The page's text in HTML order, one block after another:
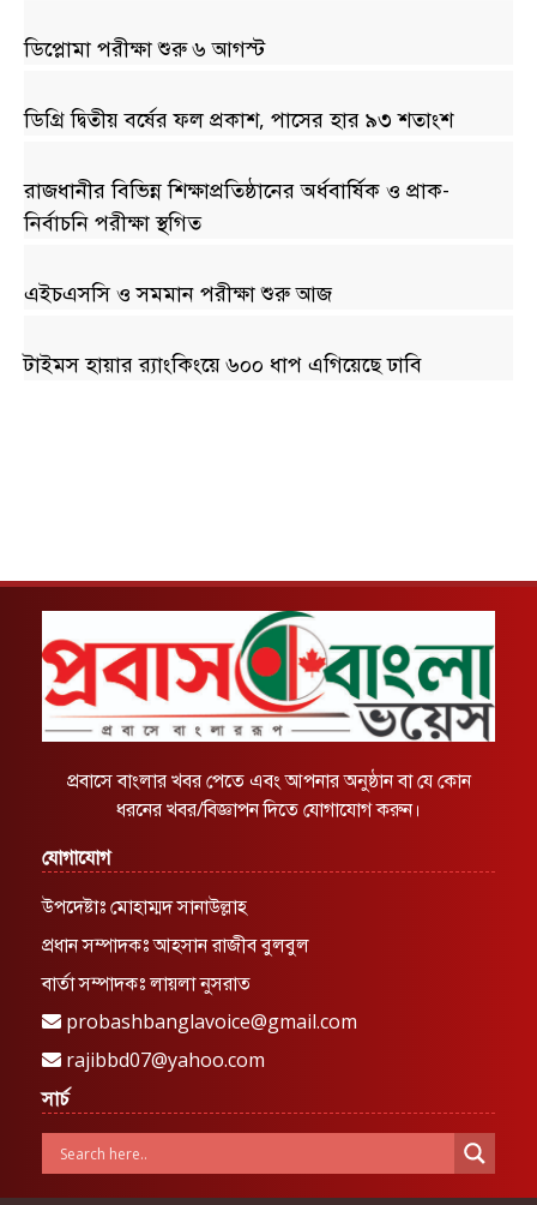
ডিপ্লোমা পরীক্ষা শুরু ৬ আগস্ট
ডিগ্রি দ্বিতীয় বর্ষের ফল প্রকাশ, পাসের হার ৯৩ শতাংশ
রাজধানীর বিভিন্ন শিক্ষাপ্রতিষ্ঠানের অর্ধবার্ষিক ও প্রাক-
নির্বাচনি পরীক্ষা স্থগিত
এইচএসসি ও সমমান পরীক্ষা শুরু আজ
টাইমস হায়ার র‍্যাংকিংয়ে ৬০০ ধাপ এগিয়েছে ঢাবি
প্রবাসে বাংলার খবর পেতে এবং আপনার অনুষ্ঠান বা যে কোন
ধরনের খবর/বিজ্ঞাপন দিতে যোগাযোগ করুন।
যোগাযোগ
উপদেষ্টাঃ মোহাম্মদ সানাউল্লাহ
প্রধান সম্পাদকঃ আহসান রাজীব বুলবুল
বার্তা সম্পাদকঃ লায়লা নুসরাত
probashbanglavoice@gmail.com
rajibbd07@yahoo.com
সার্চ